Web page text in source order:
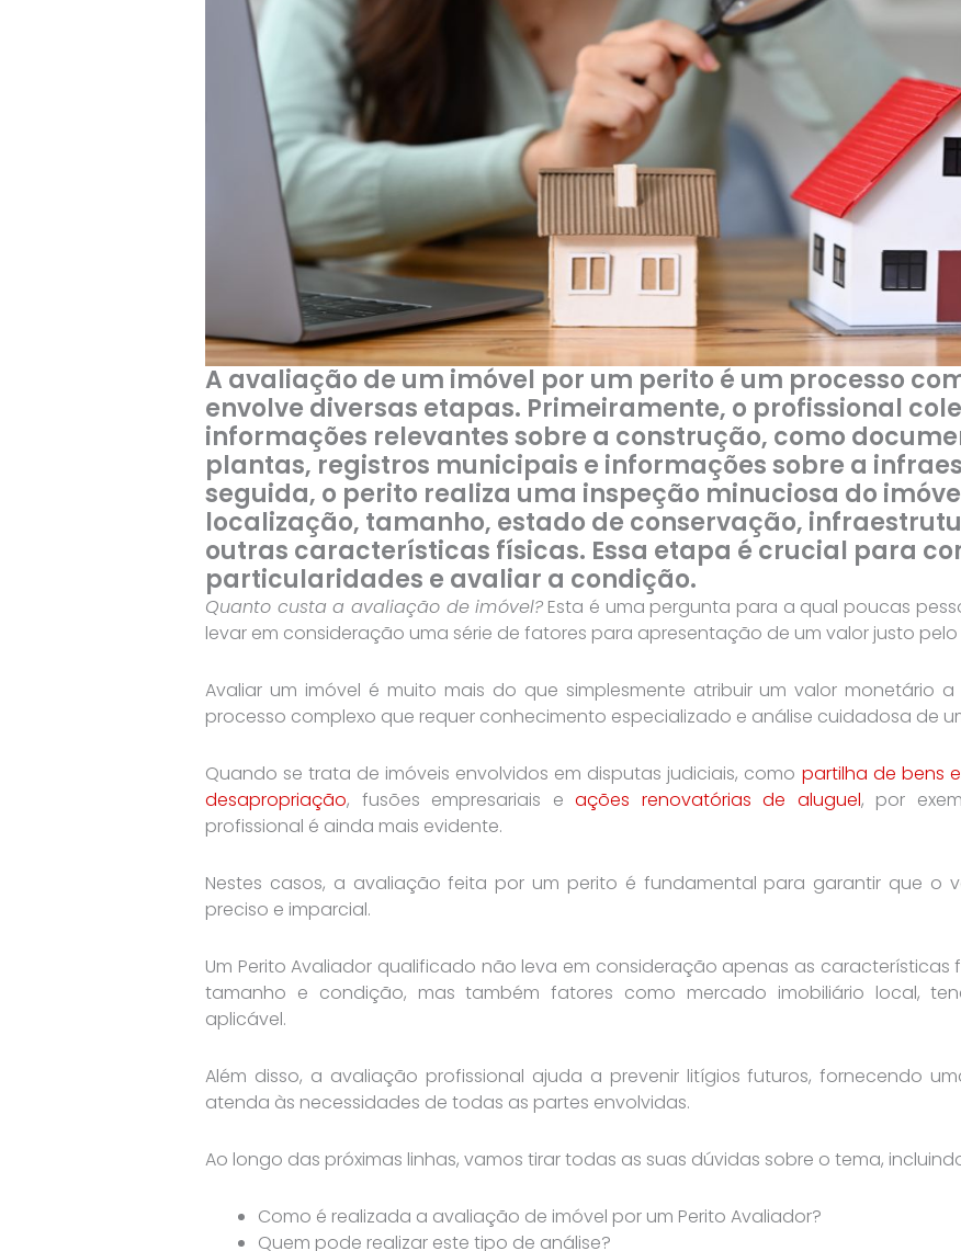
A avaliação de um imóvel por um perito é um processo
envolve diversas etapas. Primeiramente, o profissional
informações relevantes sobre a construção, como
plantas, registros municipais e informações sobre a
seguida, o perito realiza uma inspeção minuciosa do
localização, tamanho, estado de conservação,
outras características físicas. Essa etapa é crucial para
particularidades e avaliar a condição.
Quanto custa a avaliação de imóvel?Esta é uma pergunta para a qual poucas
levar em consideração uma série de fatores para apresentação de um valor justo pelo
Avaliar um imóvel é muito mais do que simplesmente atribuir um valor monetário
processo complexo que requer conhecimento especializado e análise cuidadosa de
Quando se trata de imóveis envolvidos em disputas judiciais, como partilha de bens
desapropriação, fusões empresariais eações renovatórias de aluguel, por
profissional é ainda mais evidente.
Nestes casos, a avaliação feita por um perito é fundamental para garantir que o
preciso e imparcial.
Um Perito Avaliador qualificado não leva em consideração apenas as características
tamanho e condição, mas também fatores como mercado imobiliário local,
aplicável.
Além disso, a avaliação profissional ajuda a prevenir litígios futuros, fornecendo
atenda às necessidades de todas as partes envolvidas.
Ao longo das próximas linhas, vamos tirar todas as suas dúvidas sobre o tema,
Como é realizada a avaliação de imóvel por um Perito Avaliador?
Quem pode realizar este tipo de análise?